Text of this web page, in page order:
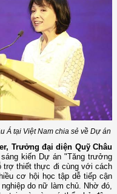
Á tại Việt Nam chia sẻ về Dự án
Trưởng đại diện Quỹ Châu
kiến Dự án "Tăng trưởng
trợ thiết thực đi cùng với cách
cơ hội học tập dễ tiếp cận
do nữ làm chủ. Nhờ đó,